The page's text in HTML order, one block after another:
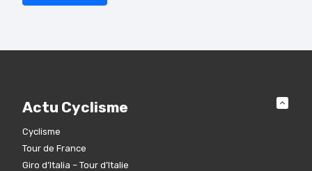
Actu Cyclisme
Cyclisme
Tour de France
Giro d’Italia – Tour d’Italie